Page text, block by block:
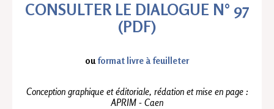
CONSULTER LE DIALOGUE N° 97
(PDF)
ouformat livre à feuilleter
Conception graphique et éditoriale, rédation et mise en page :
APRIM - Caen